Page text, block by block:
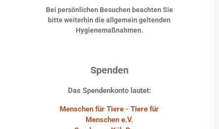
Bei persönlichen Besuchen beachten Sie
bitte weiterhin die allgemein geltenden
Hygienemaßnahmen.
Spenden
Das Spendenkonto lautet:
Menschen für Tiere - Tiere für
Menschen e.V.